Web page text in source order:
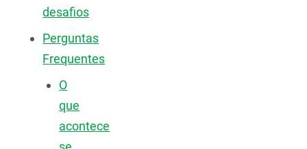
desafios
Perguntas
Frequentes
O
que
acontece